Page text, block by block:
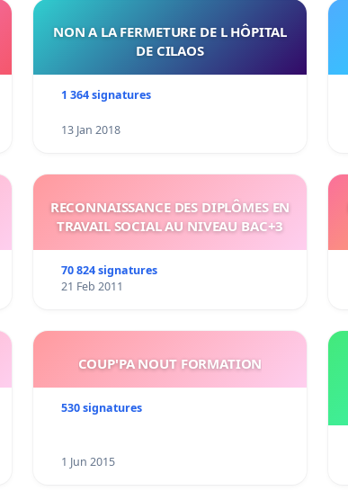
NON A LA FERMETURE DE L HÔPITAL
DE CILAOS
1 364 signatures
13 Jan 2018
RECONNAISSANCE DES DIPLÔMES EN
TRAVAIL SOCIAL AU NIVEAU BAC+3
70 824 signatures
21 Feb 2011
COUP'PA NOUT FORMATION
530 signatures
1 Jun 2015